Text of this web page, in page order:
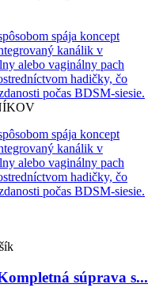
spája koncept
kanálik v
alebo vaginálny pach
hadičky, čo
počas BDSM-siesie.
spája koncept
kanálik v
alebo vaginálny pach
hadičky, čo
počas BDSM-siesie.
súprava s...